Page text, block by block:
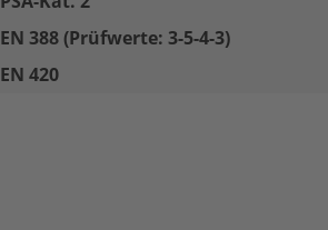
EN 388 (Prüfwerte: 3-5-4-3)
EN 420